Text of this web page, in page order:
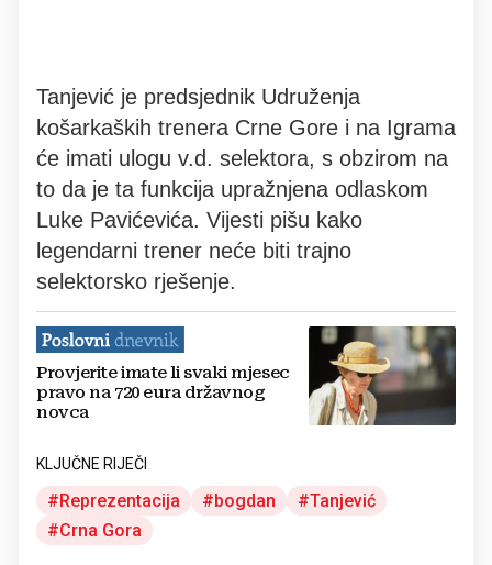
Tanjević je predsjednik Udruženja
košarkaških trenera Crne Gore i na Igrama
će imati ulogu v.d. selektora, s obzirom na
to da je ta funkcija upražnjena odlaskom
Luke Pavićevića. Vijesti pišu kako
legendarni trener neće biti trajno
selektorsko rješenje.
Provjerite imate li svaki mjesec
pravo na 720 eura državnog
novca
KLJUČNE RIJEČI
Reprezentacija bogdan
Tanjević
Crna Gora